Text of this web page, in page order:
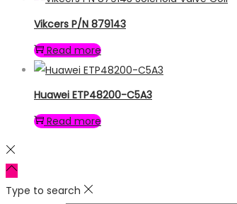
Vikcers P/N 879143
Read more
Huawei ETP48200-C5A3
Read more
Type to search